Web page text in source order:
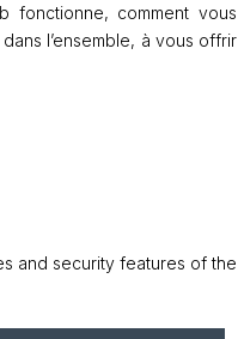
fonctionne, comment vous
l’ensemble, à vous offrir
and security features of the